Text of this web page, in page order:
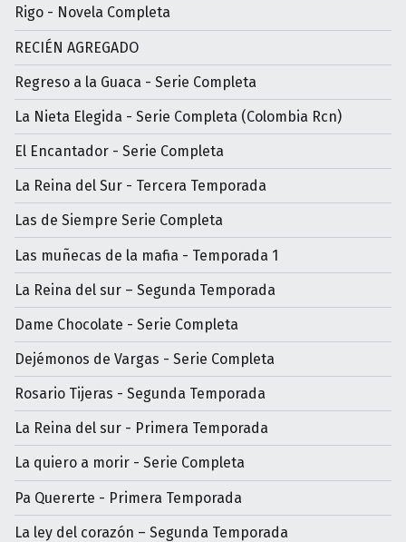
Rigo - Novela Completa
RECIÉN AGREGADO
Regreso a la Guaca - Serie Completa
La Nieta Elegida - Serie Completa (Colombia Rcn)
El Encantador - Serie Completa
La Reina del Sur - Tercera Temporada
Las de Siempre Serie Completa
Las muñecas de la mafia - Temporada 1
La Reina del sur – Segunda Temporada
Dame Chocolate - Serie Completa
Dejémonos de Vargas - Serie Completa
Rosario Tijeras - Segunda Temporada
La Reina del sur - Primera Temporada
La quiero a morir - Serie Completa
Pa Quererte - Primera Temporada
La ley del corazón – Segunda Temporada